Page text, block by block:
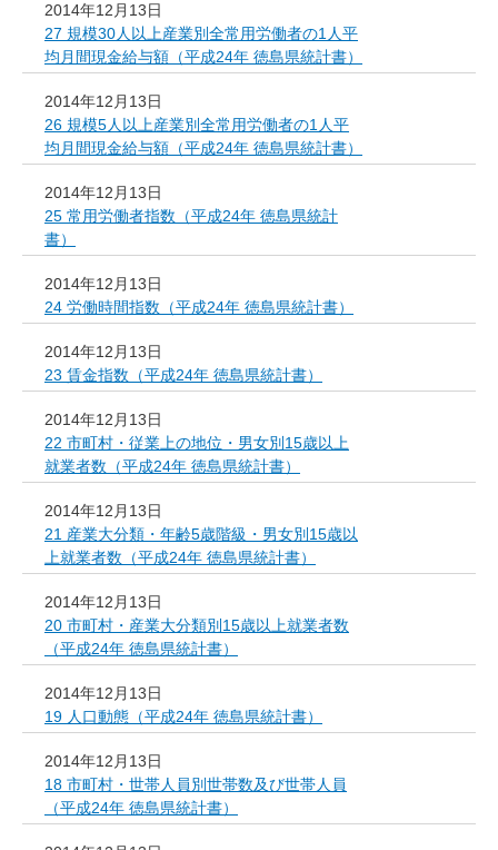
2014年12月13日
27 規模30人以上産業別全常用労働者の1人平
均月間現金給与額（平成24年 徳島県統計書）
2014年12月13日
26 規模5人以上産業別全常用労働者の1人平
均月間現金給与額（平成24年 徳島県統計書）
2014年12月13日
25 常用労働者指数（平成24年 徳島県統計
書）
2014年12月13日
24 労働時間指数（平成24年 徳島県統計書）
2014年12月13日
23 賃金指数（平成24年 徳島県統計書）
2014年12月13日
22 市町村・従業上の地位・男女別15歳以上
就業者数（平成24年 徳島県統計書）
2014年12月13日
21 産業大分類・年齢5歳階級・男女別15歳以
上就業者数（平成24年 徳島県統計書）
2014年12月13日
20 市町村・産業大分類別15歳以上就業者数
（平成24年 徳島県統計書）
2014年12月13日
19 人口動態（平成24年 徳島県統計書）
2014年12月13日
18 市町村・世帯人員別世帯数及び世帯人員
（平成24年 徳島県統計書）